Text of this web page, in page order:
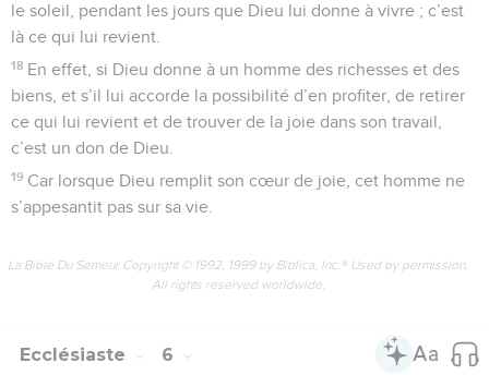
le soleil, pendant les jours que Dieu lui donne à vivre ; c’est
là ce qui lui revient.
18 En effet, si Dieu donne à un homme des richesses et des
biens, et s’il lui accorde la possibilité d’en profiter, de retirer
ce qui lui revient et de trouver de la joie dans son travail,
c’est un don de Dieu.
19 Car lorsque Dieu remplit son cœur de joie, cet homme ne
s’appesantit pas sur sa vie.
La Bible Du Semeur Copyright © 1992, 1999 by Biblica, Inc.® Used by permission.
All rights reserved worldwide.
Ecclésiaste 6